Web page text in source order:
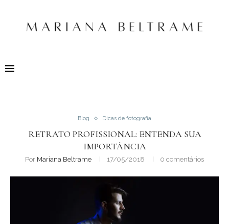
Blog Dicas de fotografia
RETRATO PROFISSIONAL: ENTENDA SUA
IMPORTÂNCIA
Por Mariana Beltrame 17/05/2018 0 comentários